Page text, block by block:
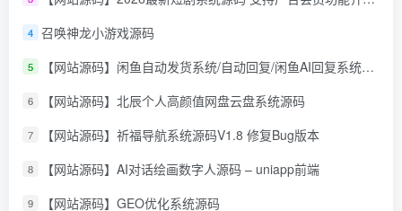
4 召唤神龙小游戏源码
5 【网站源码】闲鱼自动发货系统/自动回复/闲鱼AI回复系统源码
6 【网站源码】北辰个人高颜值网盘云盘系统源码
7 【网站源码】祈福导航系统源码V1.8 修复Bug版本
8 【网站源码】AI对话绘画数字人源码 – uniapp前端
9 【网站源码】GEO优化系统源码